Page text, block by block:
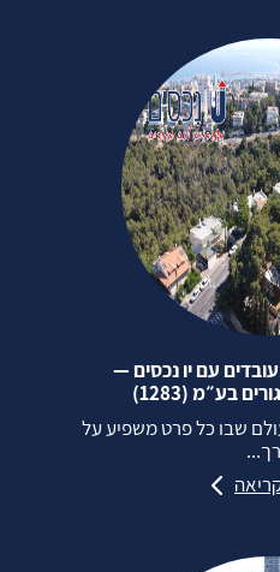
עם יו נכסים —
בע״מ (1283)
שבו כל פרט משפיע על